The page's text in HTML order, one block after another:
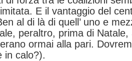
E il vantaggio del
al di là di quell’ uno e
peraltro, prima di
ormai alla pari.
in calo?).